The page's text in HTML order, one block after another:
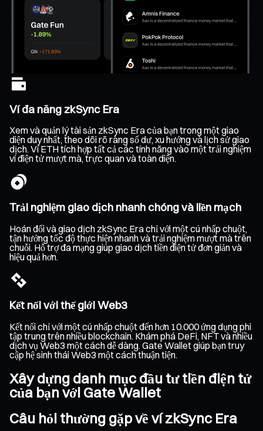
Ví đa năng zkSync Era
Xem và quản lý tài sản zkSync Era của bạn trong một giao
diện duy nhất, theo dõi rõ ràng số dư, xu hướng và lịch sử giao
dịch. Ví ETH tích hợp tất cả các tính năng vào một trải nghiệm
ví điện tử mượt mà, trực quan và toàn diện.
Trải nghiệm giao dịch nhanh chóng và liền mạch
Hoán đổi và giao dịch zkSync Era chỉ với một cú nhấp chuột,
tận hưởng tốc độ thực hiện nhanh và trải nghiệm mượt mà trên
chuỗi. Hỗ trợ đa mạng giúp giao dịch tiền điện tử đơn giản và
hiệu quả hơn.
Kết nối với thế giới Web3
Kết nối chỉ với một cú nhấp chuột đến hơn 10.000 ứng dụng phi
tập trung trên nhiều blockchain. Khám phá DeFi, NFT và nhiều
dịch vụ Web3 một cách dễ dàng. Gate Wallet giúp bạn truy
cập hệ sinh thái Web3 một cách thuận tiện.
Xây dựng danh mục đầu tư tiền điện tử
của bạn với Gate Wallet
Câu hỏi thường gặp về ví zkSync Era